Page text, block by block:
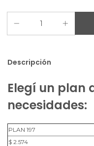
Descripción
Elegí un plan
necesidades:
PLAN 197
$ 2.574